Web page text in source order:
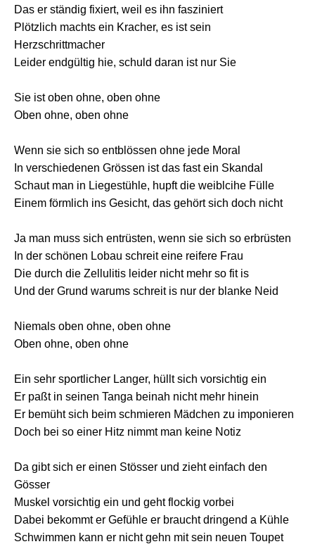
Das er ständig fixiert, weil es ihn fasziniert
Plötzlich machts ein Kracher, es ist sein
Herzschrittmacher
Leider endgültig hie, schuld daran ist nur Sie
Sie ist oben ohne, oben ohne
Oben ohne, oben ohne
Wenn sie sich so entblössen ohne jede Moral
In verschiedenen Grössen ist das fast ein Skandal
Schaut man in Liegestühle, hupft die weiblcihe Fülle
Einem förmlich ins Gesicht, das gehört sich doch nicht
Ja man muss sich entrüsten, wenn sie sich so erbrüsten
In der schönen Lobau schreit eine reifere Frau
Die durch die Zellulitis leider nicht mehr so fit is
Und der Grund warums schreit is nur der blanke Neid
Niemals oben ohne, oben ohne
Oben ohne, oben ohne
Ein sehr sportlicher Langer, hüllt sich vorsichtig ein
Er paßt in seinen Tanga beinah nicht mehr hinein
Er bemüht sich beim schmieren Mädchen zu imponieren
Doch bei so einer Hitz nimmt man keine Notiz
Da gibt sich er einen Stösser und zieht einfach den
Gösser
Muskel vorsichtig ein und geht flockig vorbei
Dabei bekommt er Gefühle er braucht dringend a Kühle
Schwimmen kann er nicht gehn mit sein neuen Toupet